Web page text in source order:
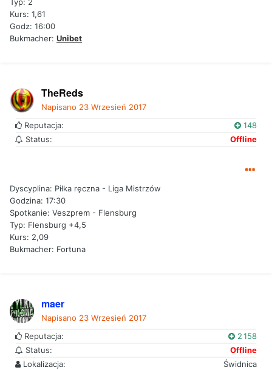
Typ: 2
Kurs: 1,61
Godz: 16:00
Bukmacher: Unibet
TheReds
Napisano 23 Wrzesień 2017
Reputacja:
148
Status:
Offline
Dyscyplina: Piłka ręczna - Liga Mistrzów
Godzina: 17:30
Spotkanie: Veszprem - Flensburg
Typ: Flensburg +4,5
Kurs: 2,09
Bukmacher: Fortuna
maer
Napisano 23 Wrzesień 2017
Reputacja:
2 158
Status:
Offline
Lokalizacja:
Świdnica